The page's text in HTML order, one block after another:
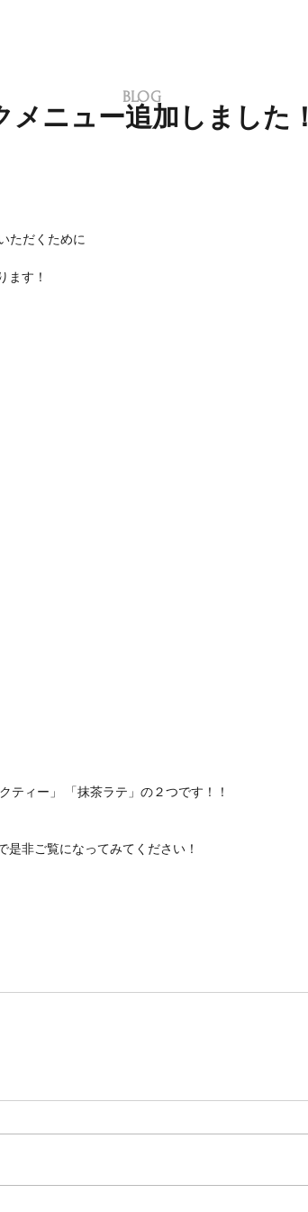
ニュー追加しました！
ただくために
ます！
ティー」 「抹茶ラテ」の２つです！！
非ご覧になってみてください！
BLOG